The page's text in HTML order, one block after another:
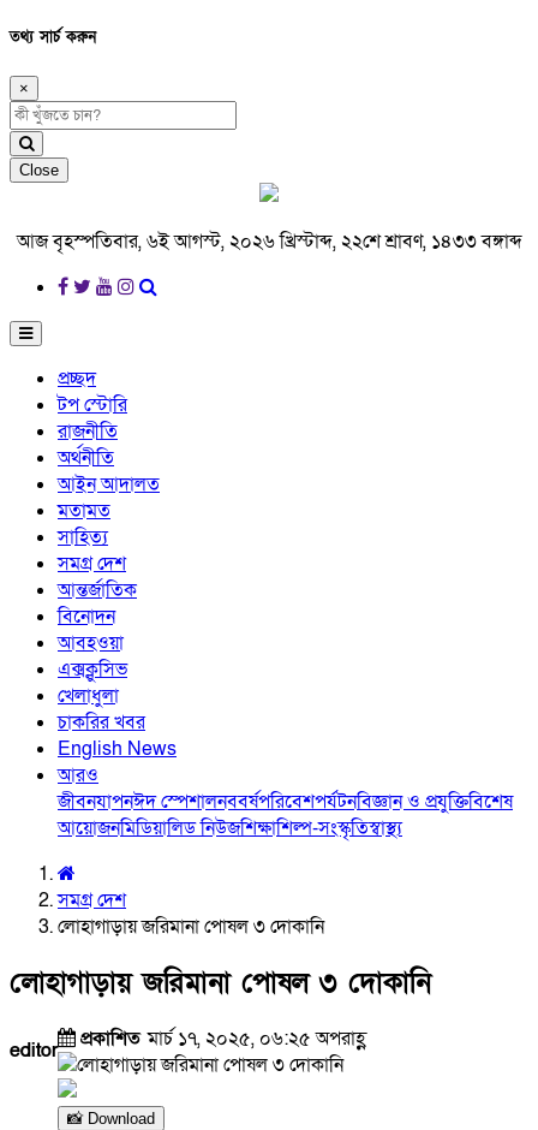
তথ্য সার্চ করুন
×
Close
আজ বৃহস্পতিবার, ৬ই আগস্ট, ২০২৬ খ্রিস্টাব্দ, ২২শে শ্রাবণ, ১৪৩৩ বঙ্গাব্দ
প্রচ্ছদ
টপ স্টোরি
রাজনীতি
অর্থনীতি
আইন আদালত
মতামত
সাহিত্য
সমগ্র দেশ
আন্তর্জাতিক
বিনোদন
আবহওয়া
এক্সক্লুসিভ
খেলাধুলা
চাকরির খবর
English News
আরও
জীবনযাপনঈদ স্পেশালনববর্ষপরিবেশপর্যটনবিজ্ঞান ও প্রযুক্তিবিশেষ
আয়োজনমিডিয়ালিড নিউজশিক্ষাশিল্প-সংস্কৃতিস্বাস্থ্য
সমগ্র দেশ
লোহাগাড়ায় জরিমানা পোষল ৩ দোকানি
লোহাগাড়ায় জরিমানা পোষল ৩ দোকানি
editor প্রকাশিতমার্চ ১৭, ২০২৫, ০৬:২৫ অপরাহ্ণ
📸 Download